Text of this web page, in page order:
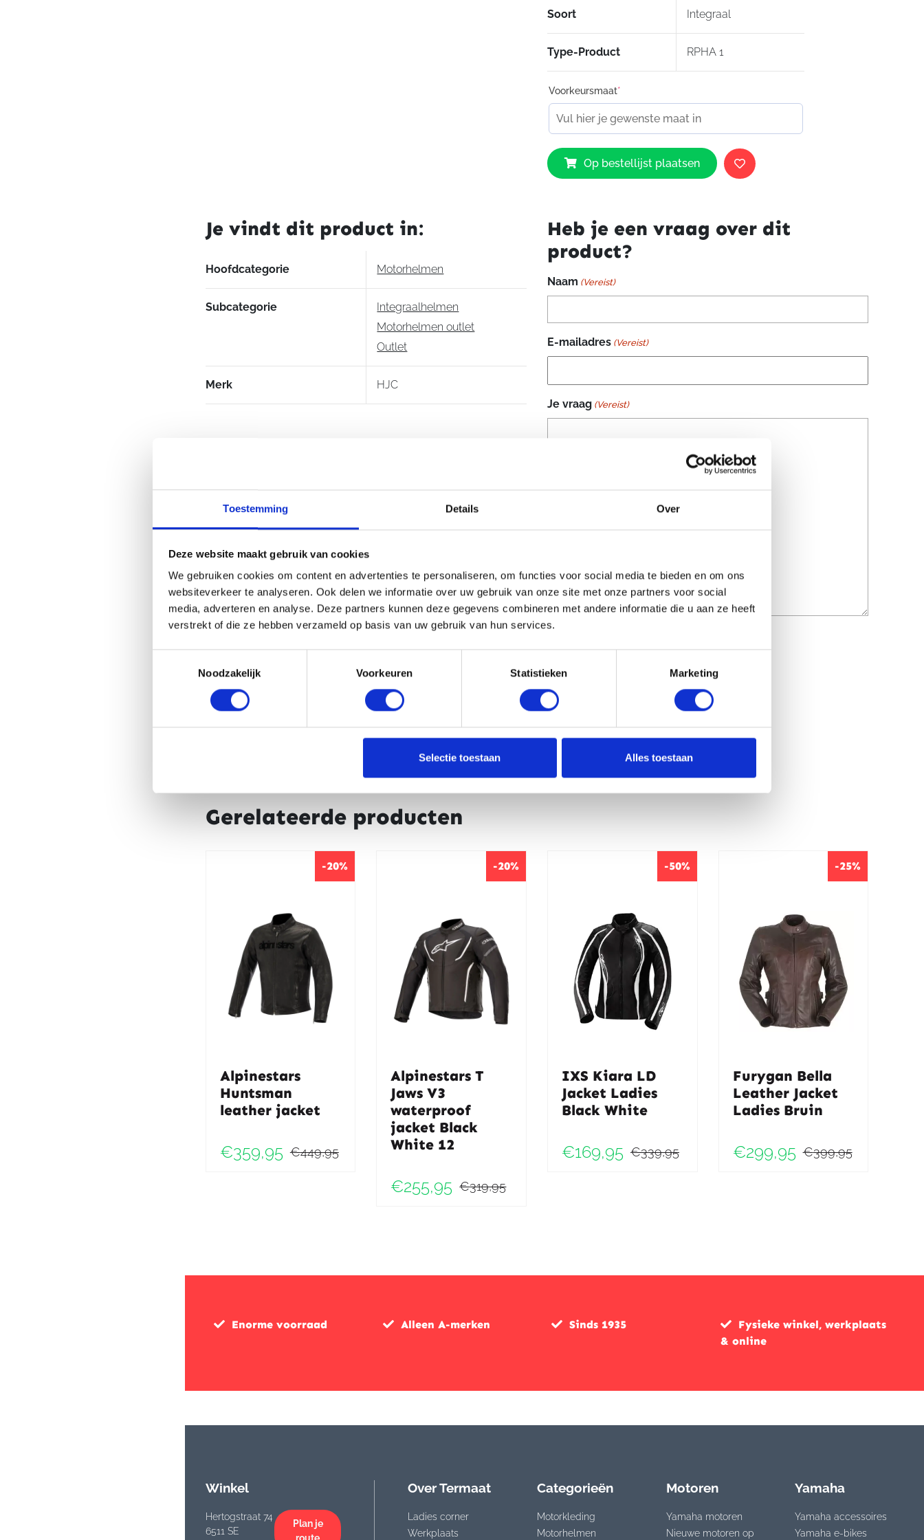
Toestemming Details Over
Deze website maakt gebruik van cookies
We gebruiken cookies om content en advertenties te personaliseren, om functies voor social media te bieden en om ons
websiteverkeer te analyseren. Ook delen we informatie over uw gebruik van onze site met onze partners voor social
media, adverteren en analyse. Deze partners kunnen deze gegevens combineren met andere informatie die u aan ze heeft
verstrekt of die ze hebben verzameld op basis van uw gebruik van hun services.
Noodzakelijk
Voorkeuren Statistieken Marketing
Selectie toestaan Alles toestaan
Viziervergrendeling
Noodontgrendeling
Dubbel-d kinbandsluiting
Carbon
Soort Integraal
Type-Product RPHA 1
Voorkeursmaat*
HJC
RPHA
314
aantal
Op bestellijst plaatsen
Je vindt dit product in:
Hoofdcategorie Motorhelmen
Subcategorie
Integraalhelmen
Motorhelmen outlet
Outlet
Merk HJC
Heb je een vraag over dit
product?
Naam (Vereist)
E-mailadres (Vereist)
Je vraag (Vereist)
Gerelateerde producten
-20%
Alpinestars
Huntsman
leather jacket
€449,95
€359,95
-20%
Alpinestars T
Jaws V3
waterproof
jacket Black
White 12
€319,95
€319,95.
€255,95
€255,95.
-50%
IXS Kiara LD
Jacket Ladies
Black White
€339,95
Oorspronkelijke
€169,95
Huidige
-25%
Furygan Bella
Leather Jacket
Ladies Bruin
€399,95
€299,95
Enorme voorraad Alleen A-merken Sinds 1935
Fysieke winkel, werkplaats
& online
Winkel
Hertogstraat 74
6511 SE
Plan je
Over Termaat
Ladies corner
Werkplaats
Categorieën
Motorkleding
Motorhelmen
Motoren
Yamaha motoren
Nieuwe motoren op
Yamaha
Yamaha accessoires
Yamaha e-bikes